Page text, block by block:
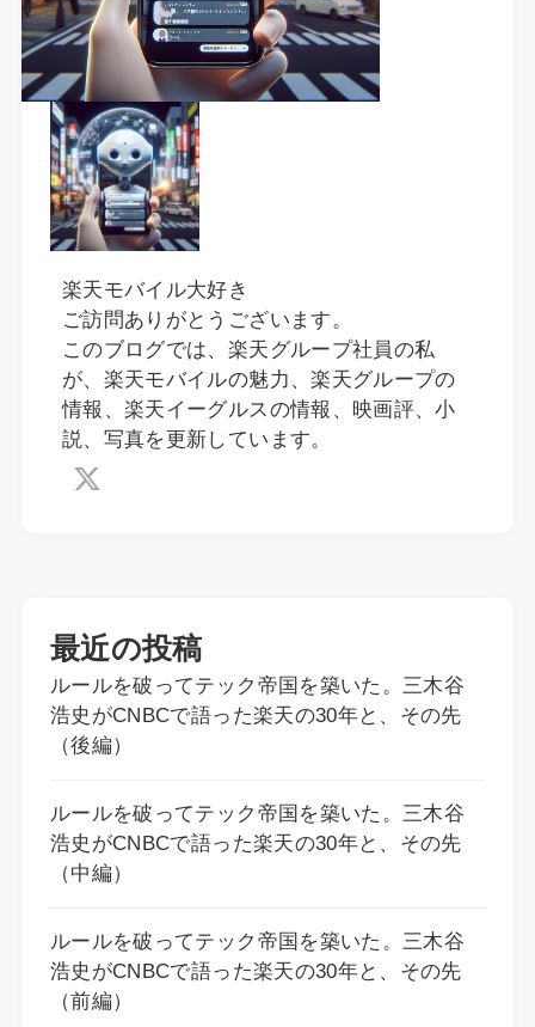
楽天モバイル大好き
ご訪問ありがとうございます。
このブログでは、楽天グループ社員の私
が、楽天モバイルの魅力、楽天グループの
情報、楽天イーグルスの情報、映画評、小
説、写真を更新しています。
最近の投稿
ルールを破ってテック帝国を築いた。三木谷
浩史がCNBCで語った楽天の30年と、その先
（後編）
ルールを破ってテック帝国を築いた。三木谷
浩史がCNBCで語った楽天の30年と、その先
（中編）
ルールを破ってテック帝国を築いた。三木谷
浩史がCNBCで語った楽天の30年と、その先
（前編）